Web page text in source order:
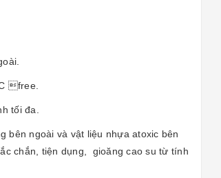
free.
tối đa.
bên ngoài và vật liệu nhựa atoxic bên
chắn, tiện dụng, gioăng cao su từ tính